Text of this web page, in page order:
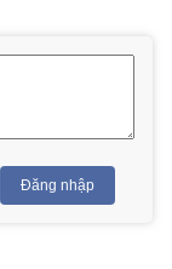
Đăng nhập